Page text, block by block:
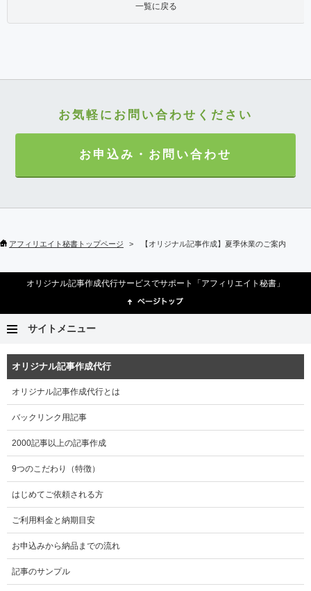
一覧に戻る
お気軽にお問い合わせください
お申込み・お問い合わせ
アフィリエイト秘書トップページ 【オリジナル記事作成】夏季休業のご案内
オリジナル記事作成代行サービスでサポート「アフィリエイト秘書」
サイトメニュー
オリジナル記事作成代行
オリジナル記事作成代行とは
バックリンク用記事
2000記事以上の記事作成
9つのこだわり（特徴）
はじめてご依頼される方
ご利用料金と納期目安
お申込みから納品までの流れ
記事のサンプル